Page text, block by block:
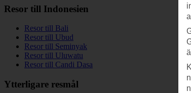
Resor till Indonesien
Resor till Bali
Resor till Ubud
Resor till Seminyak
Resor till Uluwatu
Resor till Candi Dasa
Ytterligare resmål